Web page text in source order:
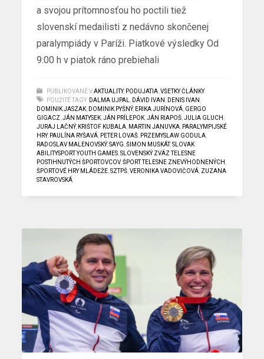
a svojou prítomnosťou ho poctili tiež
slovenskí medailisti z nedávno skončenej
paralympiády v Paríži. Piatkové výsledky Od
9:00 h v piatok ráno prebiehali
PUBLIKOVANÉ V AKTUALITY, PODUJATIA ,VŠETKY ČLÁNKY
POUŽITÉ TAGY: DALMA UJPAL DÁVID IVAN DENIS IVAN
DOMINIK JASZAK DOMINIK PYŠNÝ, ERIKA JURÍNOVÁ GERGO
GIGACZ ,JÁN MATYSEK ,JÁN PRÍLEPOK ,JÁN RIAPOŠ ,JULIA GLUCH
JURAJ LAČNÝ, KRIŠTOF KUBALA MARTIN JANUVKA PARALYMPIJSKÉ
HRY, PAULÍNA RYŠAVÁ PETER LOVAŠ PRZEMYSLAW GODULA
RADOSLAV MALENOVSKÝ,SAYG ,ŠIMON MUŠKÁT,SLOVAK
ABILITYSPORT YOUTH GAMES ,SLOVENSKÝ ZVÄZ TELESNE
POSTIHNUTÝCH ŠPORTOVCOV,ŠPORT TELESNE ZNEVÝHODNENÝCH
ŠPORTOVÉ HRY MLÁDEŽE ,SZTPŠ ,VERONIKA VADOVIČOVÁ ZUZANA
STAVROVSKÁ